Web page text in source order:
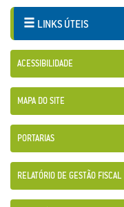
LINKS ÚTEIS
ACESSIBILIDADE
MAPA DO SITE
PORTARIAS
RELATÓRIO DE GESTÃO FISCAL